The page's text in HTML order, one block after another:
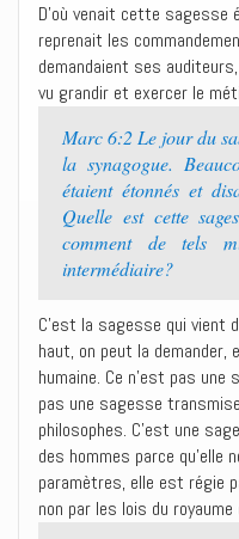
D’où venait cette sagesse
reprenait les
demandaient ses
vu grandir et exercer le
Marc 6:2 Le jour du
la synagogue.
étaient étonnés et
Quelle est cette
comment de tels
intermédiaire?
C’est la sagesse qui vient
haut, on peut la demander,
humaine. Ce n’est pas une
pas une sagesse
philosophes. C’est une
des hommes parce qu’elle
paramètres, elle est régie
non par les lois du